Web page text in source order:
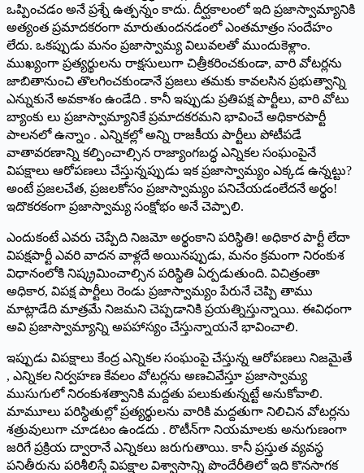
ఒప్పించ‌డం అనే ప్ర‌శ్నే ఉత్ప‌న్నం కాదు. దీర్ఘ‌కాలంలో ఇది ప్ర‌జాస్వామ్యానికి
అత్యంత ప్ర‌మాద‌క‌రంగా మారుతుంద‌న‌డంలో ఎంత‌మాత్రం సందేహం
లేదు. ఒక‌ప్పుడు మ‌నం ప్ర‌జాస్వామ్య విలువ‌ల‌తో ముందుకెళ్లాం.
ముఖ్యంగా ప్ర‌త్య‌ర్థుల‌ను రాక్ష‌సులుగా చిత్రీక‌రించ‌కుండా, వారి వోట‌ర్ల‌ను
జాబితానుంచి తొల‌గించ‌కుండానే ప్ర‌జ‌లు త‌మ‌కు కావ‌ల‌సిన ప్ర‌భుత్వాన్ని
ఎన్నుకునే అవ‌కాశం ఉండేది . కానీ ఇప్పుడు ప్ర‌తిప‌క్ష పార్టీలు, వారి వోటు
బ్యాంకు లు ప్ర‌జాస్వామ్యానికే ప్ర‌మాద‌క‌ర‌మ‌ని భావించే అధికార‌పార్టీ
పాల‌న‌లో ఉన్నాం . ఎన్నిక‌ల్లో అన్ని రాజ‌కీయ పార్టీలు పోటీప‌డే
వాతావ‌ర‌ణాన్ని క‌ల్పించాల్సిన రాజ్యాంగ‌బ‌ద్ధ ఎన్నిక‌ల సంఘంపైనే
విప‌క్షాలు ఆరోప‌ణ‌లు చేస్తున్న‌ప్పుడు ఇక ప్ర‌జాస్వామ్యం ఎక్క‌డ ఉన్న‌ట్టు?
అంటే ప్ర‌జ‌ల‌చేత‌, ప్ర‌జ‌ల‌కోసం ప్ర‌జాస్వామ్యం ప‌నిచేయ‌డంలేద‌నే అర్థం!
ఇదొక‌ర‌కంగా ప్ర‌జాస్వామ్య సంక్షోభం అనే చెప్పాలి.
ఎందుకంటే ఎవరు చెప్పేది నిజ‌మో అర్థంకాని ప‌రిస్థితి! అధికార పార్టీ లేదా
విప‌క్ష‌పార్టీ ఎవ‌రి వాద‌న వాళ్ల‌దే అయిన‌ప్పుడు, మ‌నం క్ర‌మంగా నిరంకుశ
విధానంలోకి నిష్క్ర‌మించాల్సిన ప‌రిస్థితి ఏర్ప‌డుతుంది. విచిత్రంతా
అధికార‌, విప‌క్ష పార్టీలు రెండు ప్ర‌జాస్వామ్యం పేరునే చెప్పి తాము
మాట్లాడేది మాత్ర‌మే నిజ‌మ‌ని చెప్ప‌డానికి ప్ర‌య‌త్నిస్తున్నాయి. ఈవిధంగా
అవి ప్ర‌జాస్వామ్యాన్ని అప‌హాస్యం చేస్తున్నాయ‌నే భావించాలి.
ఇప్పుడు విప‌క్షాలు కేంద్ర ఎన్నిక‌ల సంఘంపై చేస్తున్న ఆరోప‌ణ‌లు నిజ‌మైతే
, ఎన్నిక‌ల నిర్వ‌హ‌ణ కేవ‌లం వోట‌ర్ల‌ను అణ‌చివేస్తూ ప్ర‌జాస్వామ్య
ముసుగులో నిరంకుశ‌త్వానికి మ‌ద్ద‌తు ప‌లుకుతున్న‌ట్టే అనుకోవాలి.
మామూలు ప‌రిస్థితుల్లో ప్ర‌త్య‌ర్థుల‌ను వారికి మ‌ద్ద‌తుగా నిలిచిన వోట‌ర్ల‌ను
శ‌త్రువులుగా చూడ‌టం ఉండదు . రొటీన్‌గా నియ‌మాల‌కు అనుగుణంగా
జ‌రిగే ప్ర‌క్రియ ద్వారానే ఎన్నిక‌లు జ‌రుగుతాయి. కానీ ప్ర‌స్తుత వ్య‌వ‌స్థ
ప‌నితీరును ప‌రిశీలిస్తే విప‌క్షాల విశ్వాసాన్ని పొందేరీతిలో ఇది కొన‌సాగక